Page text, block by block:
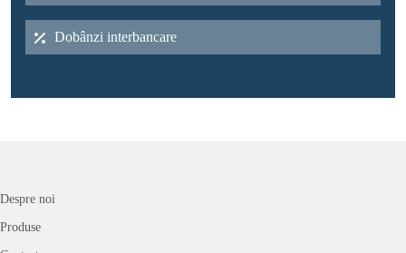
Dobânzi interbancare
Despre noi
Produse